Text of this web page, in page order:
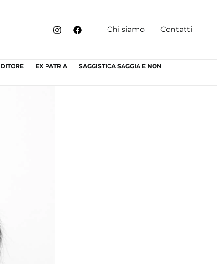
Chi siamo Contatti
EX PATRIA
SAGGISTICA SAGGIA E NON